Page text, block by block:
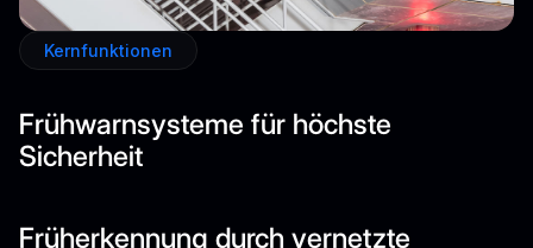
Kernfunktionen
Frühwarnsysteme für höchste
Sicherheit
Früherkennung durch vernetzte